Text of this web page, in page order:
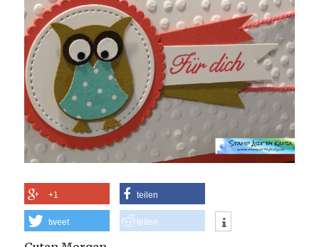
+1 teilen
tweet teilen